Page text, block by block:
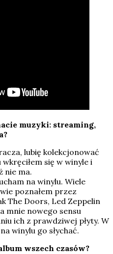
muzyki: streaming,
lubię kolekcjonować
się w winyle i
nie ma.
na winylu. Wiele
poznałem przez
The Doors, Led Zeppelin
mnie nowego sensu
ich z prawdziwej płyty. W
winylu go słychać.
wszech czasów?